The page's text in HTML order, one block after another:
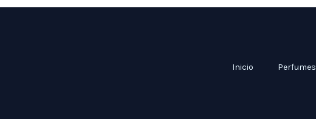
Inicio Perfumes